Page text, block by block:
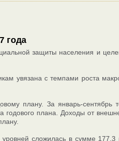
года
защиты населения и
увязана с темпами роста
плану. За январь-сентябрь
плана. Доходы от
сложилась в сумме